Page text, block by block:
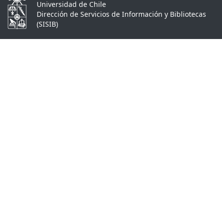
Universidad de Chile
Dirección de Servicios de Información y Bibliotecas
(SISIB)